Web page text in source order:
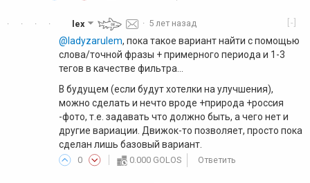
·
·
·
· [-]
lex · 5 лет назад
@ladyzarulem, пока такое вариант найти с помощью
слова/точной фразы + примерного периода и 1-3
тегов в качестве фильтра...
В будущем (если будут хотелки на улучшения),
можно сделать и нечто вроде +природа +россия
-фото, т.е. задавать что должно быть, а чего нет и
другие вариации. Движок-то позволяет, просто пока
сделан лишь базовый вариант.
0 0.000 GOLOS Ответить